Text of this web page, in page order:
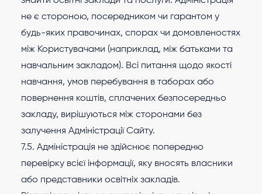
не є стороною, посередником чи гарантом у
будь-яких правочинах, спорах чи домовленостях
між Користувачами (наприклад, між батьками та
навчальним закладом). Всі питання щодо якості
навчання, умов перебування в таборах або
повернення коштів, сплачених безпосередньо
закладу, вирішуються між сторонами без
залучення Адміністрації Сайту.
7.5. Адміністрація не здійснює попередню
перевірку всієї інформації, яку вносять власники
або представники освітніх закладів.